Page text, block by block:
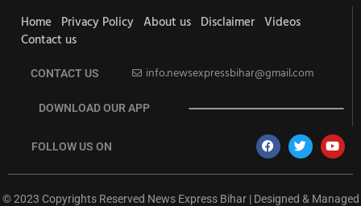
Home Privacy Policy About us Disclaimer Videos
Contact us
CONTACT US info.newsexpressbihar@gmail.com
DOWNLOAD OUR APP
FOLLOW US ON
© 2023 Copyrights Reserved News Express Bihar | Designed & Managed